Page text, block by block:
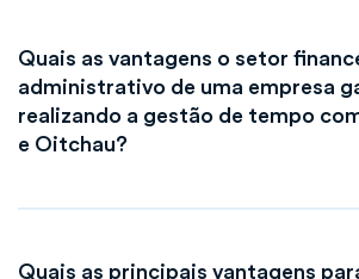
Quais as vantagens o setor
administrativo de uma empresa
realizando a gestão de tempo
e Oitchau?
Quais as principais vantagens